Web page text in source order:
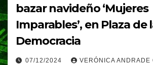
bazar navideño ‘Mujeres
Imparables’, en Plaza de
Democracia
07/12/2024 VERÓNICA ANDRADE